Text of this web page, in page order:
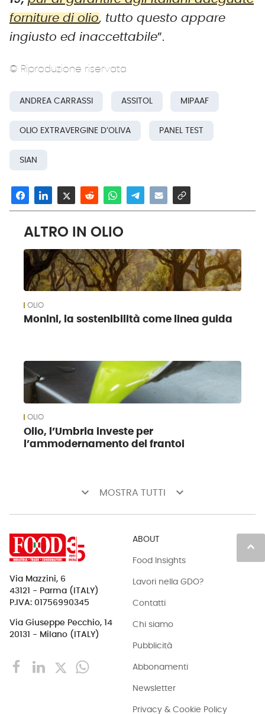
forniture di olio, tutto questo appare
ingiusto ed inaccettabile”.
© Riproduzione riservata
ANDREA CARRASSI ASSITOL MIPAAF
OLIO EXTRAVERGINE D’OLIVA PANEL TEST
SIAN
ALTRO IN OLIO
OLIO
Monini, la sostenibilità come linea guida
OLIO
Olio, l’Umbria investe per
l’ammodernamento dei frantoi
keyboard_arrow_down MOSTRA TUTTI keyboard_arrow_down
keyboard_arrow_up
Via Mazzini, 6
43121 - Parma (ITALY)
P.IVA: 01756990345
Via Giuseppe Pecchio, 14
20131 - Milano (ITALY)
ABOUT
Food Insights
Lavori nella GDO?
Contatti
Chi siamo
Pubblicità
Abbonamenti
Newsletter
Privacy & Cookie Policy